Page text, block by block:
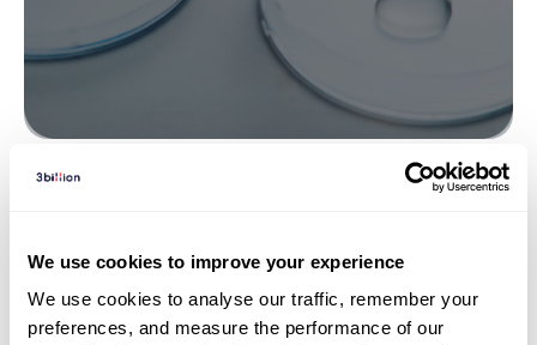
We use cookies to improve your experience
We use cookies to analyse our traffic, remember your
preferences, and measure the performance of our
KYNU의 재발견: IDO1 억제제 실패
의 돌파구가 될까